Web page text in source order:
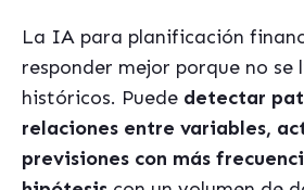
La IA para planificación
responder mejor porque no se
históricos. Puede detectar
relaciones entre variables,
previsiones con más